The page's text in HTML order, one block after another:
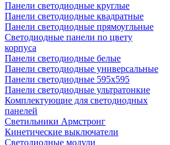
Панели светодиодные круглые
Панели светодиодные квадратные
Панели светодиодные прямоугльные
Светодиодные панели по цвету
корпуса
Панели светодиодные белые
Панели светодиодные универсальные
Панели светодиодные 595х595
Панели светодиодные ультратонкие
Комплектующие для светодиодных
панелей
Светильники Армстронг
Кинетические выключатели
Светодиодные модули